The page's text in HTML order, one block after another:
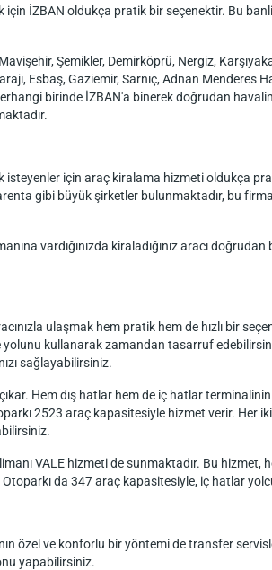
İZBAN oldukça pratik bir seçenektir. Bu
Şemikler, Demirköprü, Nergiz,
Esbaş, Gaziemir, Sarnıç, Adnan Menderes
birinde İZBAN'a binerek doğrudan
isteyenler için araç kiralama hizmeti oldukça
gibi büyük şirketler bulunmaktadır, bu
vardığınızda kiraladığınız aracı
ulaşmak hem pratik hem de hızlı bir
kullanarak zamandan tasarruf
sağlayabilirsiniz.
Hem dış hatlar hem de iç hatlar
2523 araç kapasitesiyle hizmet verir. Her
VALE hizmeti de sunmaktadır. Bu
da 347 araç kapasitesiyle, iç hatlar
özel ve konforlu bir yöntemi de transfer
yapabilirsiniz.